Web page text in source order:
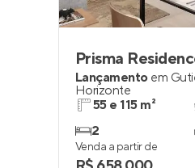
Prisma
Lançamento em
Horizonte
55 e 115 m²
2
Venda a partir de